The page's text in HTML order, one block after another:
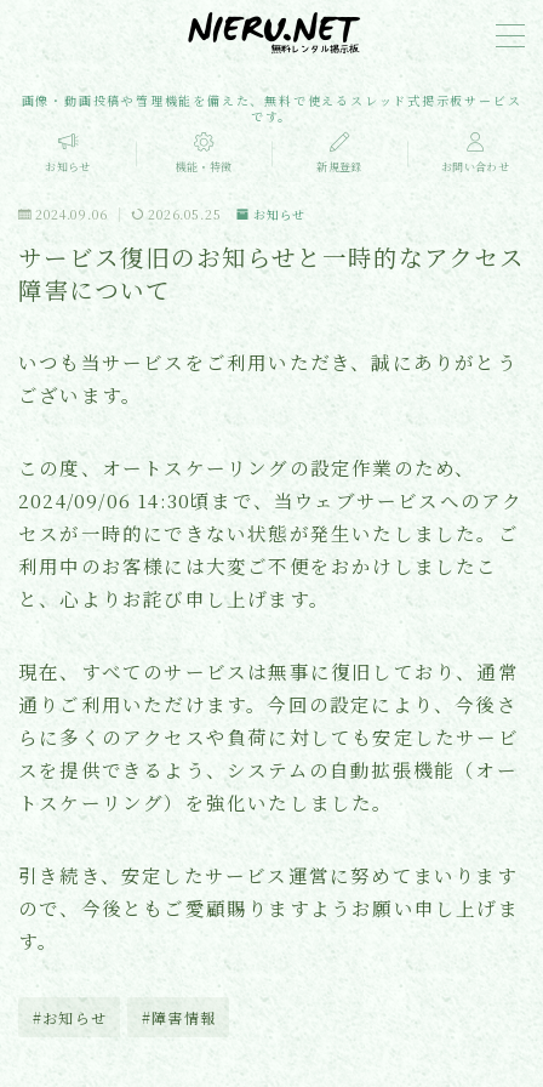
画像・動画投稿や管理機能を備えた、無料で使えるスレッド式掲示板サービス
です。
MENU
お知らせ
機能・特徴
よくある質問
新規登録
お問い合わせ
メディア掲載
お知らせ 機能・特徴 新規登録 お問い合わせ
2024.09.06 2026.05.25 お知らせ
サービス復旧のお知らせと一時的なアクセス
障害について
いつも当サービスをご利用いただき、誠にありがとう
ございます。
この度、オートスケーリングの設定作業のため、
2024/09/06 14:30頃まで、当ウェブサービスへのアク
セスが一時的にできない状態が発生いたしました。ご
利用中のお客様には大変ご不便をおかけしましたこ
と、心よりお詫び申し上げます。
現在、すべてのサービスは無事に復旧しており、通常
通りご利用いただけます。今回の設定により、今後さ
らに多くのアクセスや負荷に対しても安定したサービ
スを提供できるよう、システムの自動拡張機能（オー
トスケーリング）を強化いたしました。
引き続き、安定したサービス運営に努めてまいります
ので、今後ともご愛顧賜りますようお願い申し上げま
す。
#お知らせ #障害情報